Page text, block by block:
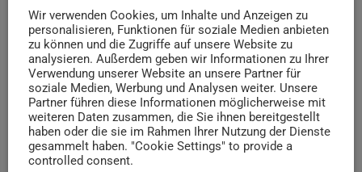
Erkenntnissen war ein Autofahrer am Samstagnachmittag
auf der A64 im Bereich der Biewerbachtalbrücke entgegen
der Fahrtrichtung unterwegs. Mindestens ein anderer
Verkehrsteilnehmer wurde dabei gefährdet. Der
mutmaßliche Geisterfahrer konnte später angetroffen
werden und stand erheblich unter Alkoholeinfluss.
Weiterhin kam es im Bereich Trimmelter Hof /
Kohlenstraße gestern Nachmittag zu einem
Verkehrsunfall. Ein Fahrradfahrer wurde von einem
Wir verwenden Cookies, um Inhalte und Anzeigen zu
personalisieren, Funktionen für soziale Medien anbieten
zu können und die Zugriffe auf unsere Website zu
analysieren. Außerdem geben wir Informationen zu Ihrer
Verwendung unserer Website an unsere Partner für
soziale Medien, Werbung und Analysen weiter. Unsere
Partner führen diese Informationen möglicherweise mit
weiteren Daten zusammen, die Sie ihnen bereitgestellt
haben oder die sie im Rahmen Ihrer Nutzung der Dienste
gesammelt haben. "Cookie Settings" to provide a
controlled consent.